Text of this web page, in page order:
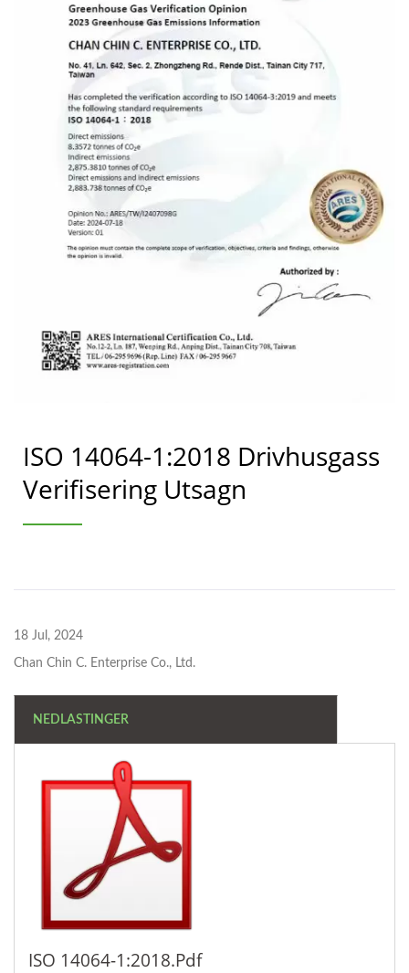
ISO 14064-1:2018 Drivhusgass
Verifisering Utsagn
18 Jul, 2024
Chan Chin C. Enterprise Co., Ltd.
NEDLASTINGER
ISO 14064-1:2018.pdf